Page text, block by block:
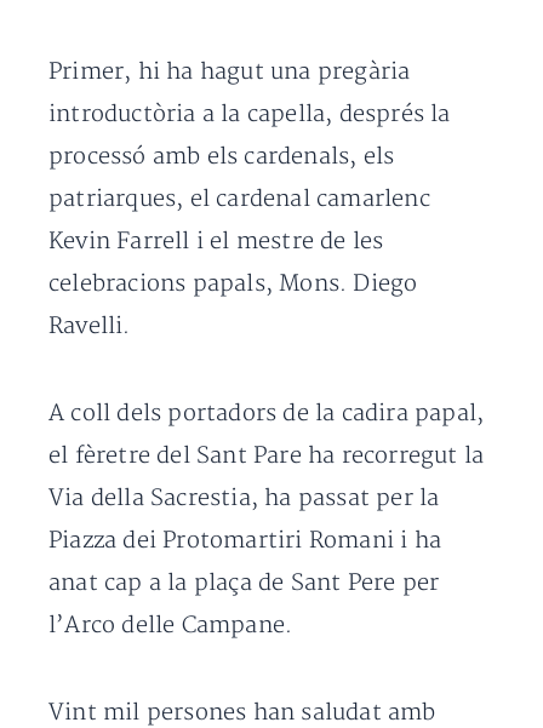
Primer, hi ha hagut una pregària
introductòria a la capella, després la
processó amb els cardenals, els
patriarques, el cardenal camarlenc
Kevin Farrell i el mestre de les
celebracions papals, Mons. Diego
Ravelli.
A coll dels portadors de la cadira papal,
el fèretre del Sant Pare ha recorregut la
Via della Sacrestia, ha passat per la
Piazza dei Protomartiri Romani i ha
anat cap a la plaça de Sant Pere per
l’Arco delle Campane.
Vint mil persones han saludat amb